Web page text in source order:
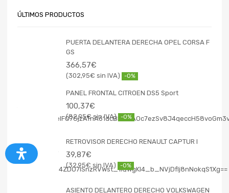
ÚLTIMOS PRODUCTOS
PUERTA DELANTERA DERECHA OPEL CORSA F
GS
366,57€
302,95€ -0%
PANEL FRONTAL CITROEN DS5 Sport
100,37€
82,95€ -0%
RETROVISOR DERECHO RENAULT CAPTUR I
39,87€
32,95€ -0%
ASIENTO DELANTERO DERECHO VOLKSWAGEN